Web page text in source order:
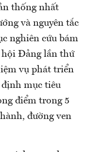
thống nhất
và nguyên tắc
nghiên cứu bám
Đảng lần thứ
vụ phát triển
mục tiêu
điểm trong 5
đường ven